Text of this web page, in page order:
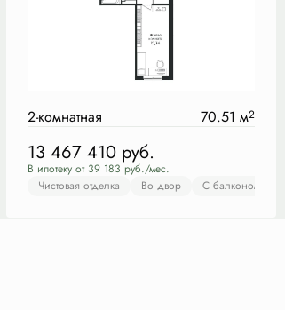
С лоджией
С лоджией Чистовая отделка Во двор С балконом
2-комнатная 70.51 м2
13 467 410 руб.
В ипотеку от 39 183 руб./мес.
Чистовая отделка
Во двор С балконом